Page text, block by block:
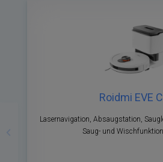
Roidmi EVE
Lasernavigation, Absaugstation,
Saug- und Wischfunktion